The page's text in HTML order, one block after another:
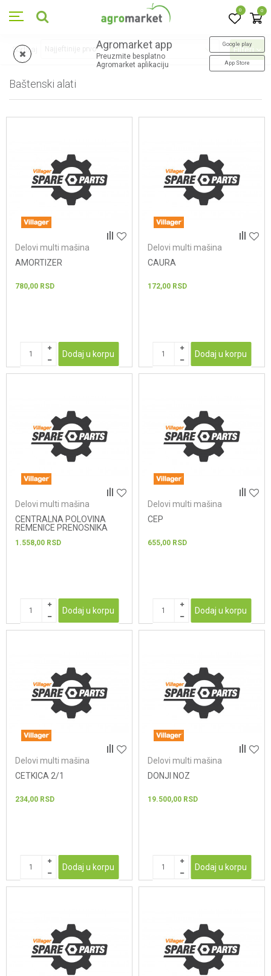
0 0
Agromarket app
Preuzmite besplatno
Agromarket aplikaciju
Google play
App Store
Baštenski alati
Sortiraj Filteri
Delovi multi mašina
AMORTIZER
780,00 RSD
Dodaj u korpu
Delovi multi mašina
CAURA
172,00 RSD
Dodaj u korpu
Delovi multi mašina
CENTRALNA POLOVINA
REMENICE PRENOSNIKA
1.558,00 RSD
Dodaj u korpu
Delovi multi mašina
CEP
655,00 RSD
Dodaj u korpu
Delovi multi mašina
CETKICA 2/1
234,00 RSD
Dodaj u korpu
Delovi multi mašina
DONJI NOZ
19.500,00 RSD
Dodaj u korpu